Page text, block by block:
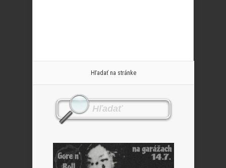
Hľadať na stránke